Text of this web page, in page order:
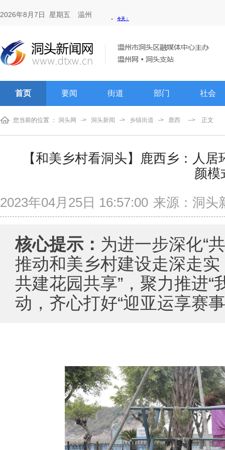
2026年8月7日 星期五 温州
首页 要闻 街道 部门 社会
您当前的位置 ： 洞头网 -> 洞头新闻 -> 乡镇街道 -> 鹿西 --> 正文
【和美乡村看洞头】鹿西乡：人
颜模
2023年04月25日 16:57:00 来源：洞头
核心提示： 为进一步深化“
推动和美乡村建设走深走
共建花园共享”，聚力推进“
动，齐心打好“迎亚运享赛